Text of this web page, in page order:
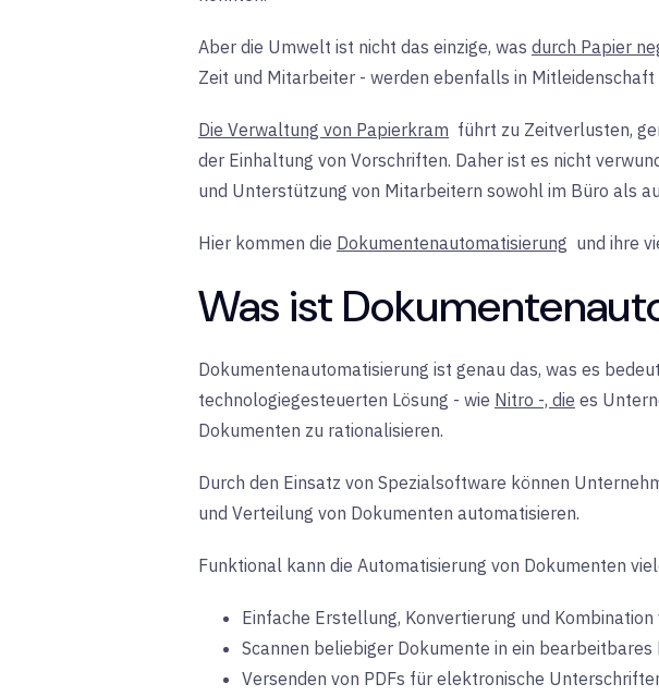
Aber die Umwelt ist nicht das einzige, was durch Papier
Zeit und Mitarbeiter - werden ebenfalls in Mitleidenschaft
Die Verwaltung von Papierkram führt zu Zeitverlusten,
der Einhaltung von Vorschriften. Daher ist es nicht
und Unterstützung von Mitarbeitern sowohl im Büro als
Hier kommen die Dokumentenautomatisierung und ihre
Was ist
Dokumentenautomatisierung ist genau das, was es
technologiegesteuerten Lösung - wie Nitro -, die es
Dokumenten zu rationalisieren.
Durch den Einsatz von Spezialsoftware können
und Verteilung von Dokumenten automatisieren.
Funktional kann die Automatisierung von Dokumenten
Einfache Erstellung, Konvertierung und Kombination
Scannen beliebiger Dokumente in ein bearbeitbares
Versenden von PDFs für elektronische